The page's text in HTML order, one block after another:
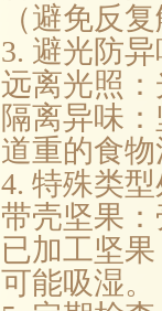
（避免反
3. 避光防
远离光照
隔离异味
道重的食
4. 特殊类
带壳坚果
已加工坚
可能吸湿。